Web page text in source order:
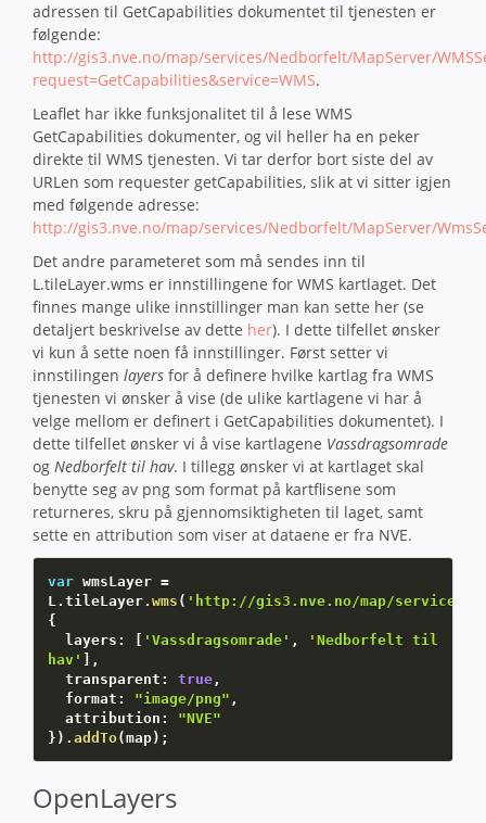
adressen til GetCapabilities dokumentet til tjenesten er
følgende:
http://gis3.nve.no/map/services/Nedborfelt/MapServer/
request=GetCapabilities&service=WMS.
Leaflet har ikke funksjonalitet til å lese WMS
GetCapabilities dokumenter, og vil heller ha en peker
direkte til WMS tjenesten. Vi tar derfor bort siste del av
URLen som requester getCapabilities, slik at vi sitter igjen
med følgende adresse:
http://gis3.nve.no/map/services/Nedborfelt/MapServer/
Det andre parameteret som må sendes inn til
L.tileLayer.wms er innstillingene for WMS kartlaget. Det
finnes mange ulike innstillinger man kan sette her (se
detaljert beskrivelse av dette her). I dette tilfellet ønsker
vi kun å sette noen få innstillinger. Først setter vi
innstilingen layers for å definere hvilke kartlag fra WMS
tjenesten vi ønsker å vise (de ulike kartlagene vi har å
velge mellom er definert i GetCapabilities dokumentet). I
dette tilfellet ønsker vi å vise kartlagene Vassdragsomrade
og Nedborfelt til hav. I tillegg ønsker vi at kartlaget skal
benytte seg av png som format på kartflisene som
returneres, skru på gjennomsiktigheten til laget, samt
sette en attribution som viser at dataene er fra NVE.
var wmsLayer =
L . tileLayer. wms ( 'http://gis3.nve.no/map/services/
{
  layers
: [ 'Vassdragsomrade' ,
'Nedborfelt til
hav' ] ,
  transparent
: true,
  format
: "image/png" ,
  attribution
:
"NVE"
} ) . addTo(map) ;
OpenLayers